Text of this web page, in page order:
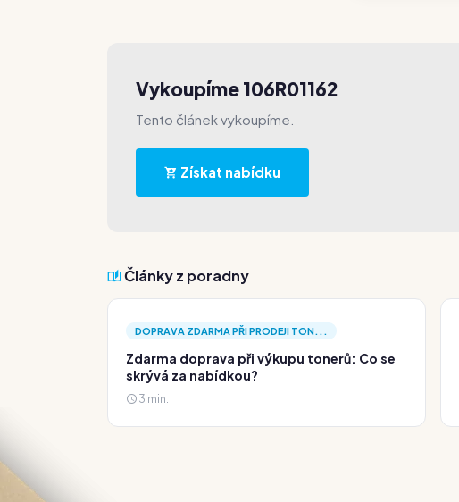
Vykoupíme 106R01162
Tento článek vykoupíme.
Získat nabídku
Články z poradny
DOPRAVA ZDARMA PŘI PRODEJI TON...
Zdarma doprava při výkupu tonerů: Co se
skrývá za nabídkou?
3 min.